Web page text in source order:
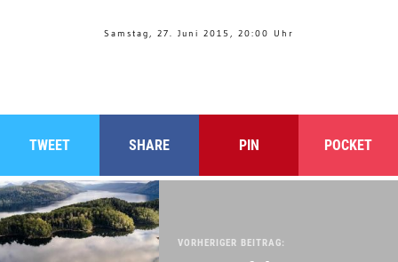
Samstag, 27. Juni 2015, 20:00 Uhr
TWEET SHARE PIN POCKET
VORHERIGER BEITRAG: